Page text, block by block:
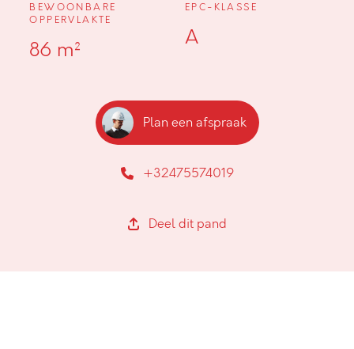
BEWOONBARE
OPPERVLAKTE
86 m²
EPC-KLASSE
A
Plan een afspraak
+32475574019
Deel dit pand